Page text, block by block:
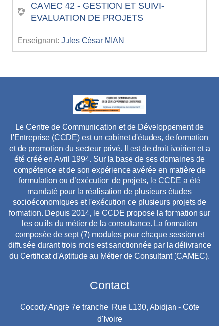
CAMEC 42 - GESTION ET SUIVI-
EVALUATION DE PROJETS
Enseignant: Jules César MIAN
Le Centre de Communication et de Développement de
l'Entreprise (CCDE) est un cabinet d'études, de formation
et de promotion du secteur privé. Il est de droit ivoirien et a
été créé en Avril 1994. Sur la base de ses domaines de
compétence et de son expérience avérée en matière de
formulation ou d’exécution de projets, le CCDE a été
mandaté pour la réalisation de plusieurs études
socioéconomiques et l'exécution de plusieurs projets de
formation. Depuis 2014, le CCDE propose la formation sur
les outils du métier de la consultance. La formation
composée de sept (7) modules pour chaque session et
diffusée durant trois mois est sanctionnée par la délivrance
du Certificat d'Aptitude au Métier de Consultant (CAMEC).
Contact
Cocody Angré 7e tranche, Rue L130, Abidjan - Côte
d'Ivoire